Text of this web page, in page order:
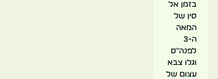
בזמן אל
סין של
המאה
ה-3
לפנה"ס
וגלו צבא
עצום של